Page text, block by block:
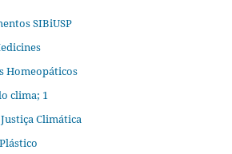
SIBiUSP
Homeopáticos
clima; 1
Climática